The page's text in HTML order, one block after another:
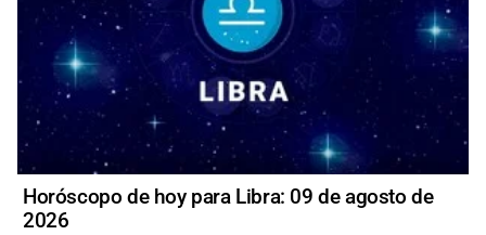
Horóscopo de hoy para Libra: 09 de agosto de
2026